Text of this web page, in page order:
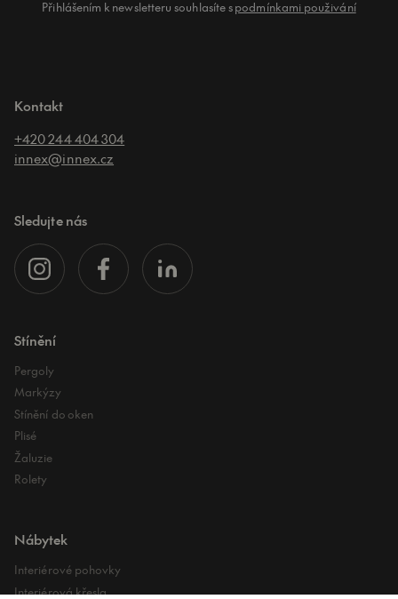
Přihlášením k newsletteru souhlasíte spodmínkami použivání
Kontakt
+420 244 404 304
innex@innex.cz
Sledujte nás
Stínění
Pergoly
Markýzy
Stínění do oken
Plisé
Žaluzie
Rolety
Nábytek
Interiérové pohovky
Interiérová křesla